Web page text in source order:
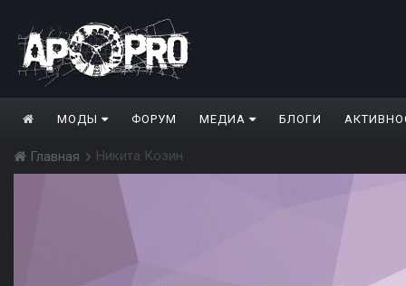
МОДЫ ФОРУМ МЕДИА БЛОГИ
Главная Никита Козин